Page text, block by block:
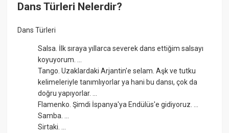
Dans Türleri Nelerdir?
Dans Türleri
Salsa. İlk sıraya yıllarca severek dans ettiğim salsayı
koyuyorum. ...
Tango. Uzaklardaki Arjantin'e selam. Aşk ve tutku
kelimeleriyle tanımlıyorlar ya hani bu dansı, çok da
doğru yapıyorlar. ...
Flamenko. Şimdi İspanya'ya Endülüs'e gidiyoruz. ...
Samba. ...
Sirtaki. ...